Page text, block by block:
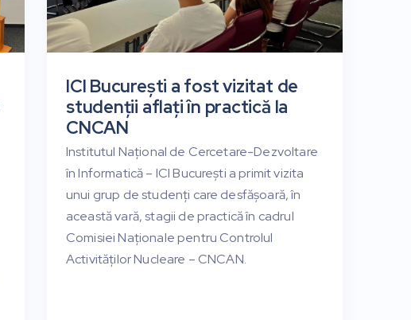
ICI București a fost vizitat de
studenții aflați în practică la
CNCAN
Institutul Național de Cercetare-Dezvoltare
în Informatică – ICI București a primit vizita
unui grup de studenți care desfășoară, în
această vară, stagii de practică în cadrul
Comisiei Naționale pentru Controlul
Activităților Nucleare – CNCAN.